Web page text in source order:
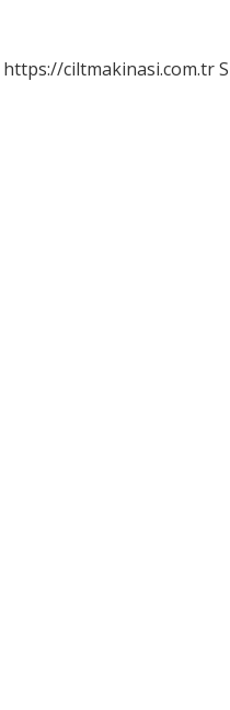
https://ciltmakinasi.com.tr